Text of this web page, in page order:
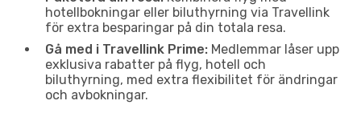
hotellbokningar eller biluthyrning via Travellink
för extra besparingar på din totala resa.
Gå med i Travellink Prime: Medlemmar låser upp
exklusiva rabatter på flyg, hotell och
biluthyrning, med extra flexibilitet för ändringar
och avbokningar.